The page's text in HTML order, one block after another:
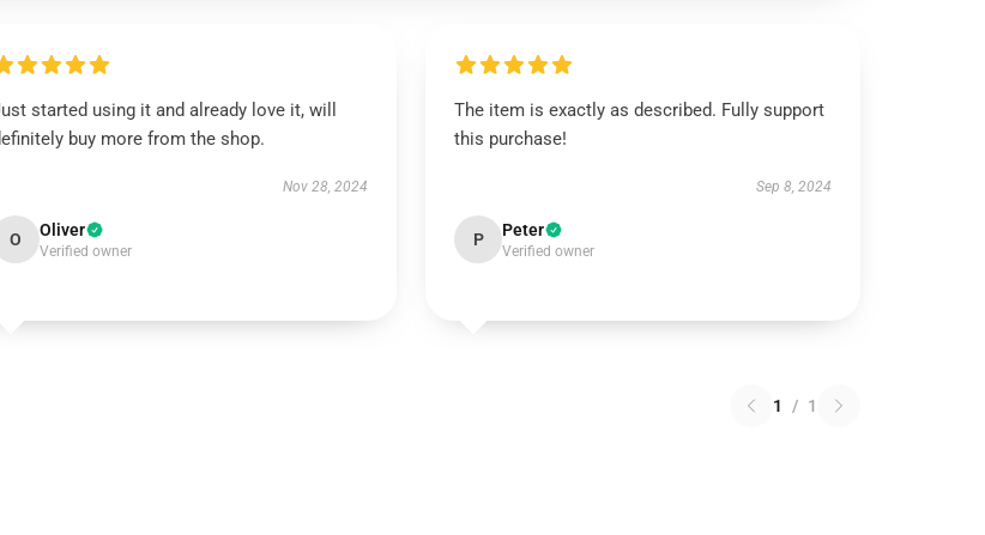
started using it and already love it, will
buy more from the shop.
Nov 28, 2024
O Oliver
Verified owner
The item is exactly as described. Fully support
this purchase!
Sep 8, 2024
P Peter
Verified owner
1 / 1